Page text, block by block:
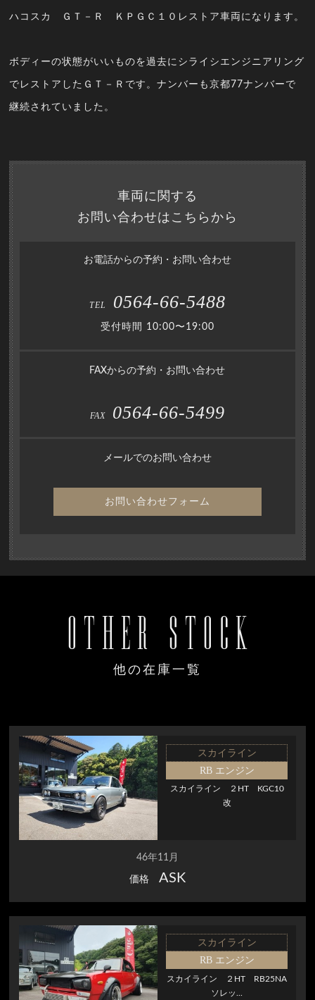
ハコスカ ＧＴ－Ｒ ＫＰＧＣ１０レストア車両になります。
ボディーの状態がいいものを過去にシライシエンジニアリング
でレストアしたＧＴ－Ｒです。ナンバーも京都77ナンバーで
継続されていました。
車両に関する
お問い合わせはこちらから
お電話からの予約・お問い合わせ
TEL 0564-66-5488
受付時間 10:00〜19:00
FAXからの予約・お問い合わせ
FAX 0564-66-5499
メールでのお問い合わせ
お問い合わせフォーム
OTHER STOCK
他の在庫一覧
スカイライン
RB エンジン
スカイライン ２HT KGC10
改
46年11月
価格 ASK
スカイライン
RB エンジン
スカイライン ２HT RB25NA
ソレッ...